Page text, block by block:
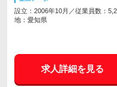
設立：2006年10月／従業員数：
地：愛知県
求人詳細を見る